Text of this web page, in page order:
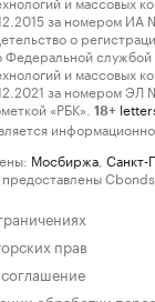
за номером
о
службой
и массовых
за номером
«РБК».
18+
Мосбиржа Санкт-
Cbonds.
прав
соглашение